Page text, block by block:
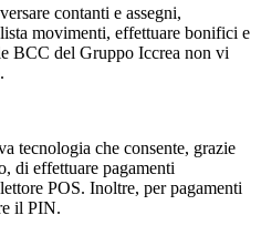
contanti e assegni,
movimenti, effettuare bonifici e
BCC del Gruppo Iccrea non vi
tecnologia che consente, grazie
di effettuare pagamenti
POS. Inoltre, per pagamenti
il PIN.